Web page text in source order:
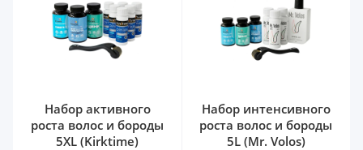
Набор активного
роста волос и бороды
5XL (Kirktime)
Набор интенсивного
роста волос и бороды
5L (Mr. Volos)